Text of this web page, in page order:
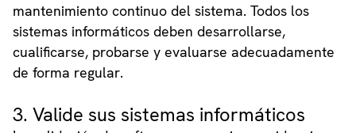
mantenimiento continuo del sistema. Todos los
sistemas informáticos deben desarrollarse,
cualificarse, probarse y evaluarse adecuadamente
de forma regular.
3. Valide sus sistemas informáticos